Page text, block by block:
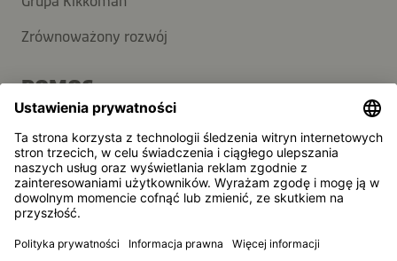
Zrównoważony rozwój
POMOC
Kontakt
Newsletter